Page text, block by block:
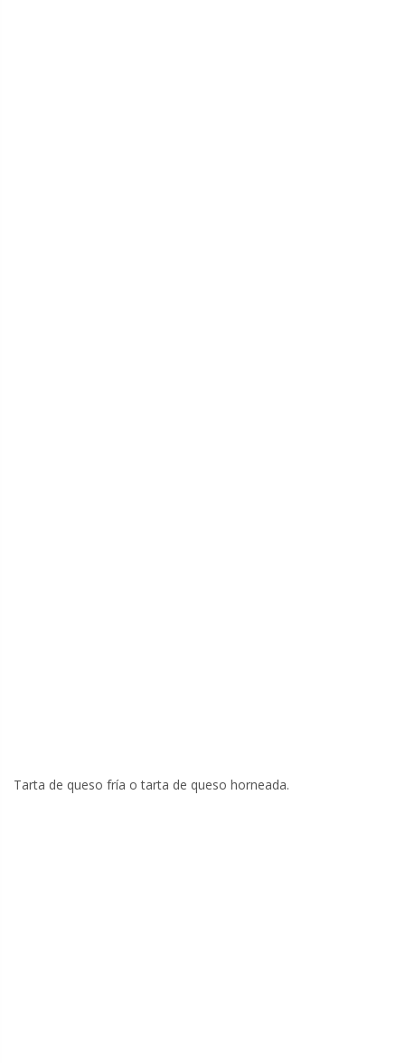
Tarta de queso fría o tarta de queso horneada.